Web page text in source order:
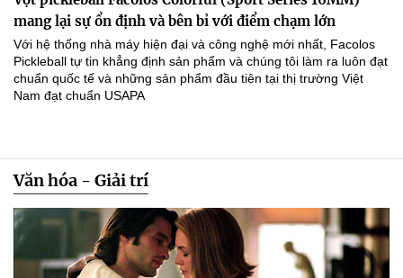
mang lại sự ổn định và bên bỉ với điểm chạm lớn
Với hệ thống nhà máy hiện đại và công nghệ mới nhất, Facolos
Pickleball tự tin khẳng định sản phẩm và chúng tôi làm ra luôn đạt
chuẩn quốc tế và những sản phẩm đầu tiên tại thị trường Việt
Nam đạt chuẩn USAPA
Văn hóa - Giải trí